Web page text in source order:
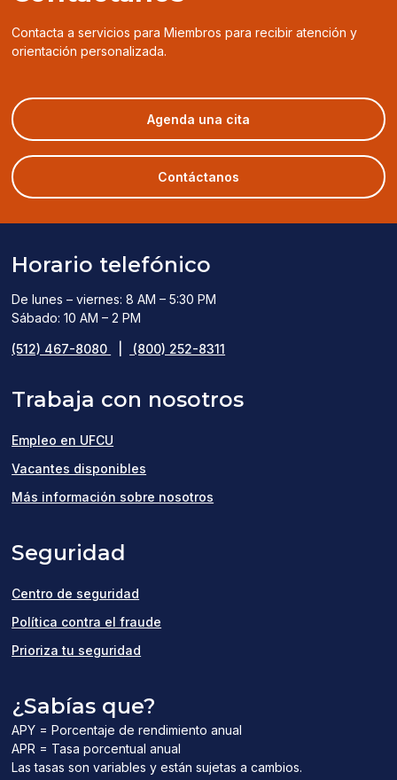
Contacta a servicios para Miembros para recibir atención y
orientación personalizada.
Agenda una cita
in
a
Contáctanos
Horario telefónico
De lunes – viernes: 8 AM – 5:30 PM
Sábado: 10 AM – 2 PM
(512) 467-8080 (800) 252-8311
Trabaja con nosotros
Empleo en UFCU
Vacantes disponibles
in
Más información sobre nosotros
Seguridad
Centro de seguridad
Política contra el fraude
Prioriza tu seguridad
¿Sabías que?
APY = Porcentaje de rendimiento anual
APR = Tasa porcentual anual
Las tasas son variables y están sujetas a cambios.